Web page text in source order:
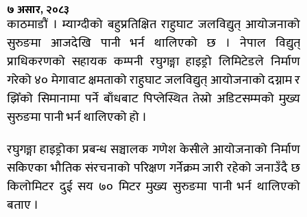
७ असार, २०८३
काठमाडौं । म्याग्दीको बहुप्रतिक्षित राहुघाट जलविद्युत् आयोजनाको
सुरुङमा आजदेखि पानी भर्न थालिएको छ । नेपाल विद्युत्
प्राधिकरणको सहायक कम्पनी रघुगङ्गा हाइड्रो लिमिटेडले निर्माण
गरेको ४० मेगावाट क्षमताको राहुघाट जलविद्युत् आयोजनाको दग्नाम र
झिँको सिमानामा पर्ने बाँधबाट पिप्लेस्थित तेस्रो अडिटसम्मको मुख्य
सुरुङमा पानी भर्न थालिएको हो ।
रघुगङ्गा हाइड्रोका प्रबन्ध सञ्चालक गणेश केसीले आयोजनाको निर्माण
सकिएका भौतिक संरचनाको परिक्षण गर्नेक्रम जारी रहेको जनाउँदै छ
किलोमिटर दुई सय ७० मिटर मुख्य सुरुङमा पानी भर्न थालिएको
बताए ।